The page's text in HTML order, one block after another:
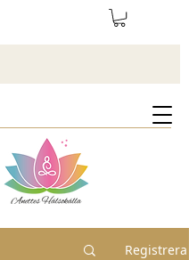
Registrera